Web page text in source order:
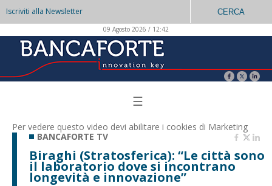
Iscriviti alla Newsletter CERCA
09 Agosto 2026 / 12:42
☰
Per vedere questo video devi abilitare i cookies di Marketing
BANCAFORTE TV
Biraghi (Stratosferica): “Le città sono
il laboratorio dove si incontrano
longevità e innovazione”